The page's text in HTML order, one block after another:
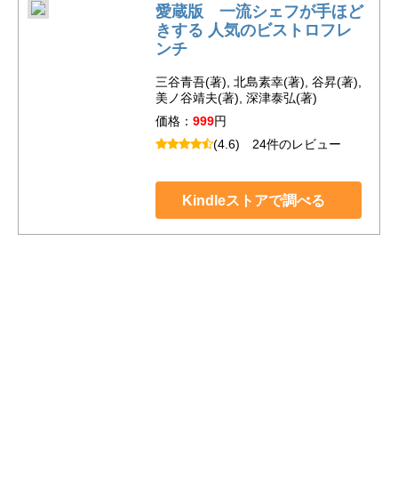
愛蔵版 一流シェフが手ほど
きする 人気のビストロフレ
ンチ
三谷青吾(著), 北島素幸(著), 谷昇(著),
美ノ谷靖夫(著), 深津泰弘(著)
価格： 999円
(4.6) 24件のレビュー
Kindleストアで調べる